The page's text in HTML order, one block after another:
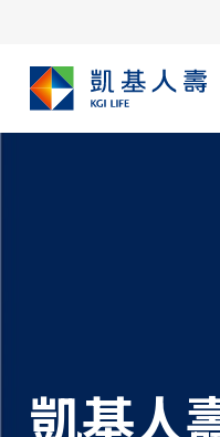
凱基人